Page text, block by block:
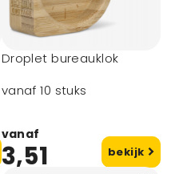
Droplet bureauklok
vanaf 10 stuks
vanaf
3,51 bekijk